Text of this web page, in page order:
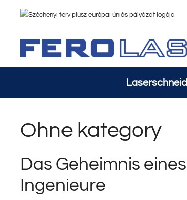
springen
Ohne kategory
Das Geheimnis
Ingenieure